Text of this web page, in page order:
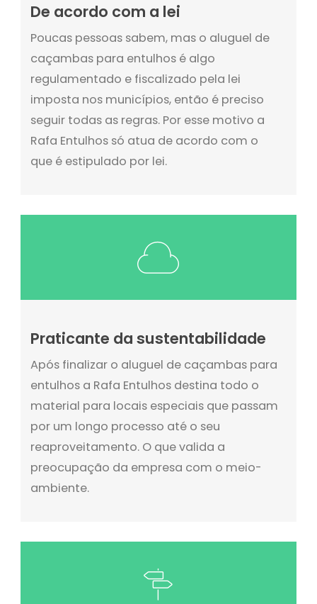
De acordo com a lei
Poucas pessoas sabem, mas o aluguel de
caçambas para entulhos é algo
regulamentado e fiscalizado pela lei
imposta nos municípios, então é preciso
seguir todas as regras. Por esse motivo a
Rafa Entulhos só atua de acordo com o
que é estipulado por lei.
Praticante da sustentabilidade
Após finalizar o aluguel de caçambas para
entulhos a Rafa Entulhos destina todo o
material para locais especiais que passam
por um longo processo até o seu
reaproveitamento. O que valida a
preocupação da empresa com o meio-
ambiente.